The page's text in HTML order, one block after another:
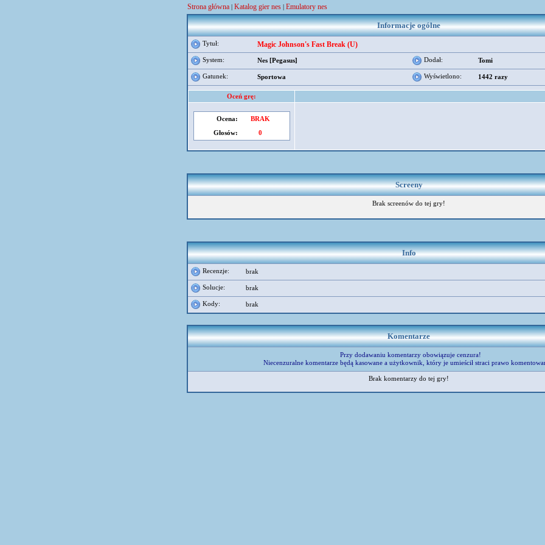
Strona główna | Katalog gier nes | Emulatory nes
Informacje ogólne
Tytuł: Magic Johnson's Fast Break (U)
System: Nes [Pegasus] Dodał: Tomi
Gatunek: Sportowa Wyświetlono: 1442 razy
Oceń grę:
Ocena:
BRAK
Głosów:
0
Screeny
Brak screenów do tej gry!
Info
Recenzje: brak
Solucje: brak
Kody: brak
Komentarze
Przy dodawaniu komentarzy obowiązuje cenzura!
Niecenzuralne komentarze będą kasowane a użytkownik, który je umieścił straci prawo
Brak komentarzy do tej gry!